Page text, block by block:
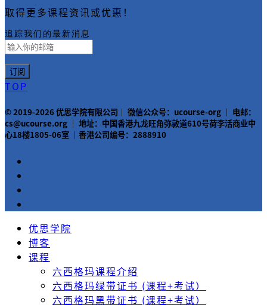
取得更多课程资讯或优惠！
追踪我们的最新消息
TOP
© 2019-2026 优思学院有限公司｜ 微信公众号：ucourse-org ｜ 电邮：
cs@ucourse.org ｜ 地址：中国香港九龙旺角弥敦道610号荷李活商业中
心18楼1805-06室 ｜香港公司编号：2888910
优思学院
博客
课程
六西格玛课程介绍
六西格玛绿带证书 (课程+考试）
六西格玛黑带证书 (课程+考试）